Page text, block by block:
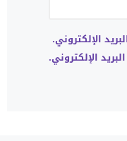
الإلكتروني.
الإلكتروني.